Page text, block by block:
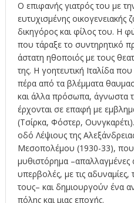
Ο επιφανής γιατρός του με
ευτυχισμένης οικογενειακής
δικηγόρος και φίλος του. Η
που τάραξε το συντηρητικό
άστατη ηθοποιός με τους
της. Η γοητευτική Ιταλίδα
πέρα από τα βλέμματα
και άλλα πρόσωπα, άγνωστα
έρχονται σε επαφή με
(Τσίρκα, Φόστερ,
οδό Λέψιους της
Μεσοπολέμου (1930-33), που
μυθιστόρημα –απαλλαγμένες
υπερβολές, με τις
τους– και δημιουργούν ένα
πόλης και μιας εποχής.